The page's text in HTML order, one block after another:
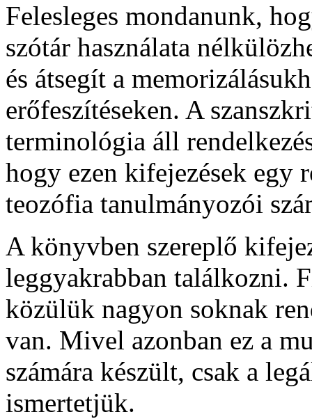
Felesleges mondanunk,
szótár használata
és átsegít a
erőfeszítéseken. A
terminológia áll
hogy ezen kifejezések egy
teozófia tanulmányozói
A könyvben szereplő
leggyakrabban találkozni.
közülük nagyon soknak
van. Mivel azonban ez a
számára készült, csak a
ismertetjük.